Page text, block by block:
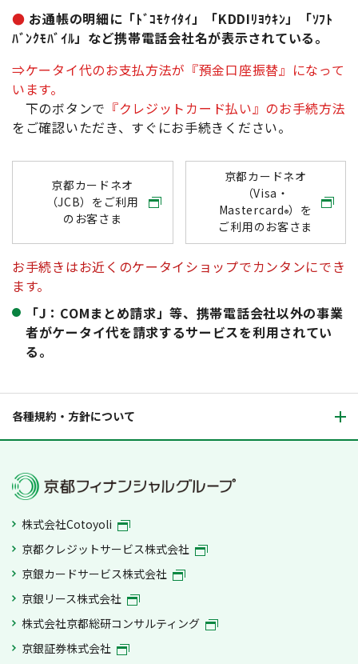
● お通帳の明細に「ﾄﾞｺﾓｹｲﾀｲ」「KDDIﾘﾖｳｷﾝ」「ｿﾌﾄ
ﾊﾞﾝｸﾓﾊﾞｲﾙ」など携帯電話会社名が表示されている。
⇒ケータイ代のお支払方法が『預金口座振替』になって
います。
下のボタンで 『クレジットカード払い』のお手続方法
をご確認いただき、すぐにお手続きください。
京都カードネオ
（JCB）をご利用
のお客さま
京都カードネオ
（Visa・
Mastercard®）を
ご利用のお客さま
お手続きはお近くのケータイショップでカンタンにでき
ます。
「J：COMまとめ請求」等、携帯電話会社以外の事業
者がケータイ代を請求するサービスを利用されてい
る。
各種規約・方針について
株式会社Cotoyoli
京都クレジットサービス株式会社
京銀カードサービス株式会社
京銀リース株式会社
株式会社京都総研コンサルティング
京銀証券株式会社